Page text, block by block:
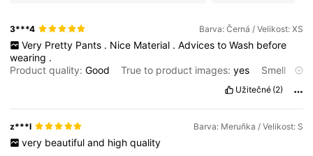
3***4 Barva: Černá / Velikost: XS
Very Pretty Pants . Nice Material . Advices to Wash before
wearing .
Product quality:Good True to product images:yes
Smell
Užitečné (2)
z***l Barva: Meruňka / Velikost: S
very beautiful and high quality